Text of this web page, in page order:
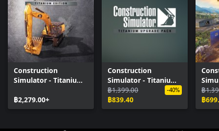
Construction
Simulator - Titanium
฿2,279.00+
Construction
Simulator - Titanium
Upgrade Pack
฿1,399.00
฿839.40
-40%
฿
฿